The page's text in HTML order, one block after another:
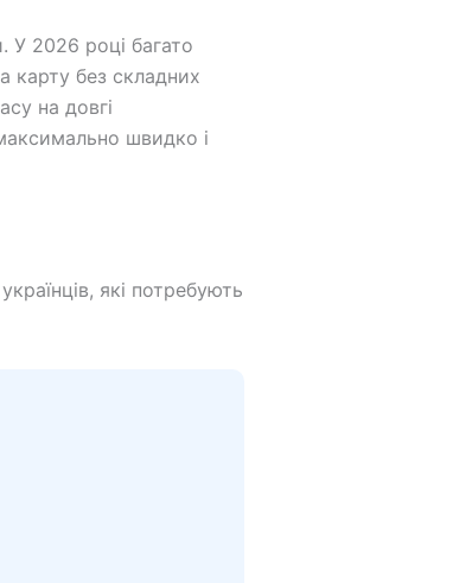
У 2026 році багато
карту без складних
на довгі
швидко і
які потребують